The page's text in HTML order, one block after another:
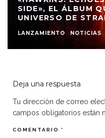
SIDE», EL ÁLBUM
UNIVERSO DE
LANZAMIENTO NOTICIAS
Deja una respuesta
Tu dirección de correo
campos obligatorios están
COMENTARIO *